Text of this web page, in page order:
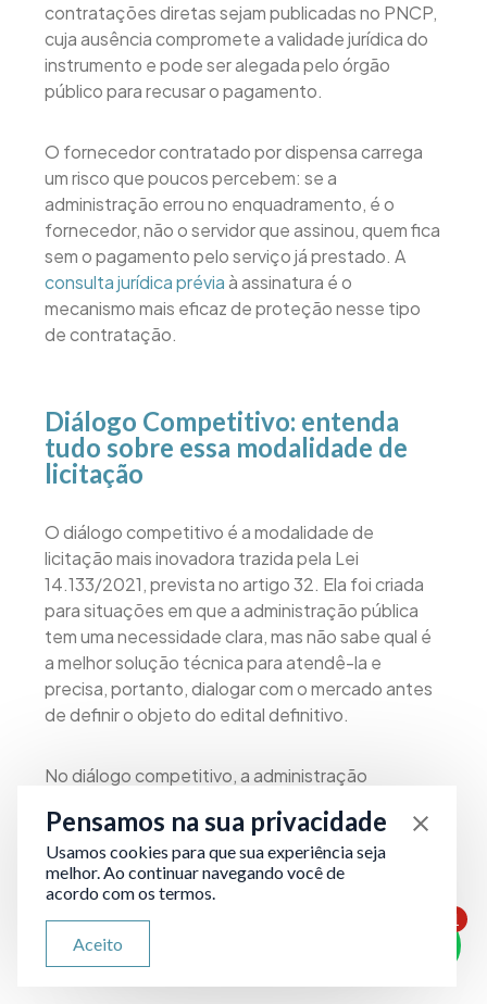
contratações diretas sejam publicadas no PNCP,
cuja ausência compromete a validade jurídica do
instrumento e pode ser alegada pelo órgão
público para recusar o pagamento.
O fornecedor contratado por dispensa carrega
um risco que poucos percebem: se a
administração errou no enquadramento, é o
fornecedor, não o servidor que assinou, quem fica
sem o pagamento pelo serviço já prestado. A
consulta jurídica préviaà assinatura é o
mecanismo mais eficaz de proteção nesse tipo
de contratação.
Diálogo Competitivo: entenda
tudo sobre essa modalidade de
licitação
O diálogo competitivo é a modalidade de
licitação mais inovadora trazida pela Lei
14.133/2021, prevista no artigo 32. Ela foi criada
para situações em que a administração pública
tem uma necessidade clara, mas não sabe qual é
a melhor solução técnica para atendê-la e
precisa, portanto, dialogar com o mercado antes
de definir o objeto do edital definitivo.
No diálogo competitivo, a administração
suas necessidades às empresas previamente
habilitadas, os interessados que atendam aos
requisitos do chamamento. Em seguida, inicia-se
uma fase de diálogos individuais e confidenciais
apresentam suas propostas de solução.
1
Pensamos na sua privacidade
Usamos cookies para que sua experiência seja
melhor. Ao continuar navegando você de
acordo com os termos.
Aceito